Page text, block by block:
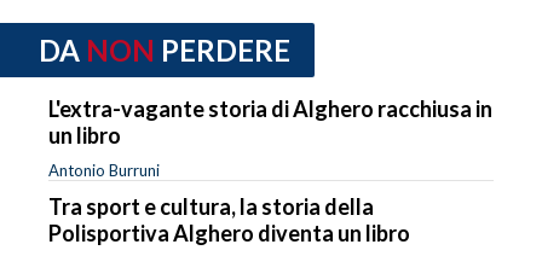
DA NON PERDERE
L'extra-vagante storia di Alghero racchiusa in
un libro
Antonio Burruni
Tra sport e cultura, la storia della
Polisportiva Alghero diventa un libro